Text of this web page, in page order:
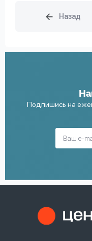
Подпишись на